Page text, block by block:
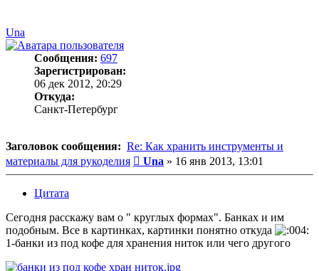
Una
Сообщения: 697
Зарегистрирован:
06 дек 2012, 20:29
Откуда:
Санкт-Петербург
Заголовок сообщения: Re: Как хранить инструменты и
материалы для рукоделия
Сообщение
Una » 16 янв 2013, 13:01
Цитата
Сегодня расскажу вам о " круглых формах". Банках и им
подобным. Все в картинках, картинки понятно откуда
1-банки из под кофе для хранения ниток или чего другого